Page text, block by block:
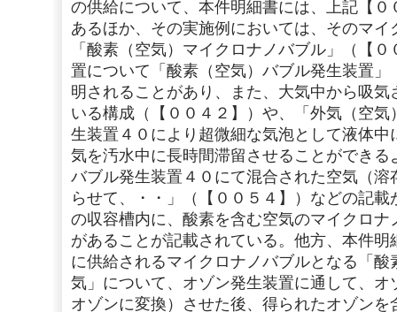
の供給について、本件明細書には、上記【
あるほか、その実施例においては、そのマ
「酸素（空気）マイクロナノバブル」（【
置について「酸素（空気）バブル発生装置
明されることがあり、また、大気中から吸
いる構成（【００４２】）や、「外気（空
生装置４０により超微細な気泡として液体
気を汚水中に長時間滞留させることができ
バブル発生装置４０にて混合された空気（
らせて、・・」（【００５４】）などの記
の収容槽内に、酸素を含む空気のマイクロ
があることが記載されている。他方、本件
に供給されるマイクロナノバブルとなる「
気」について、オゾン発生装置に通して、
オゾンに変換）させた後、得られたオゾン